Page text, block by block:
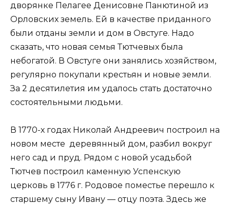
дворянке Пелагее Денисовне Панютиной из
Орловских земель. Ей в качестве приданного
были отданы земли и дом в Овстуге. Надо
сказать, что новая семья Тютчевых была
небогатой. В Овстуге они занялись хозяйством,
регулярно покупали крестьян и новые земли.
За 2 десятилетия им удалось стать достаточно
состоятельными людьми.
В 1770-х годах Николай Андреевич построил на
новом месте деревянный дом, разбил вокруг
него сад и пруд. Рядом с новой усадьбой
Тютчев построил каменную Успенскую
церковь в 1776 г. Родовое поместье перешло к
старшему сыну Ивану — отцу поэта. Здесь же